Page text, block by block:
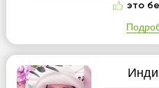
это